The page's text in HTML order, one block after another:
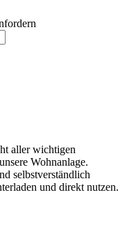
aller wichtigen
Wohnanlage.
selbstverständlich
und direkt nutzen.